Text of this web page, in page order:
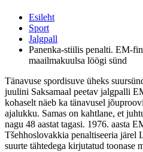
Esileht
Sport
Jalgpall
Panenka-stiilis penalti. EM-
maailmakuulsa löögi sünd
Tänavuse spordisuve üheks
juulini Saksamaal peetav jalgpalli
kohaselt näeb ka tänavusel
ajalukku. Samas on kahtlane, et
nagu 48 aastat tagasi. 1976. aasta
Tšehhoslovakkia penaltiseeria järel
suurte tähtedega kirjutatud toonase